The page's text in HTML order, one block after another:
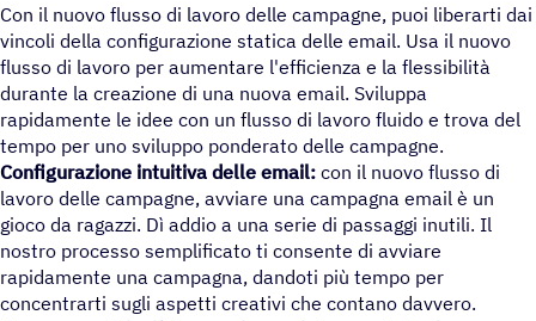
Con il nuovo flusso di lavoro delle campagne, puoi liberarti dai
vincoli della configurazione statica delle email. Usa il nuovo
flusso di lavoro per aumentare l'efficienza e la flessibilità
durante la creazione di una nuova email. Sviluppa
rapidamente le idee con un flusso di lavoro fluido e trova del
tempo per uno sviluppo ponderato delle campagne.
Configurazione intuitiva delle email: con il nuovo flusso di
lavoro delle campagne, avviare una campagna email è un
gioco da ragazzi. Dì addio a una serie di passaggi inutili. Il
nostro processo semplificato ti consente di avviare
rapidamente una campagna, dandoti più tempo per
concentrarti sugli aspetti creativi che contano davvero.